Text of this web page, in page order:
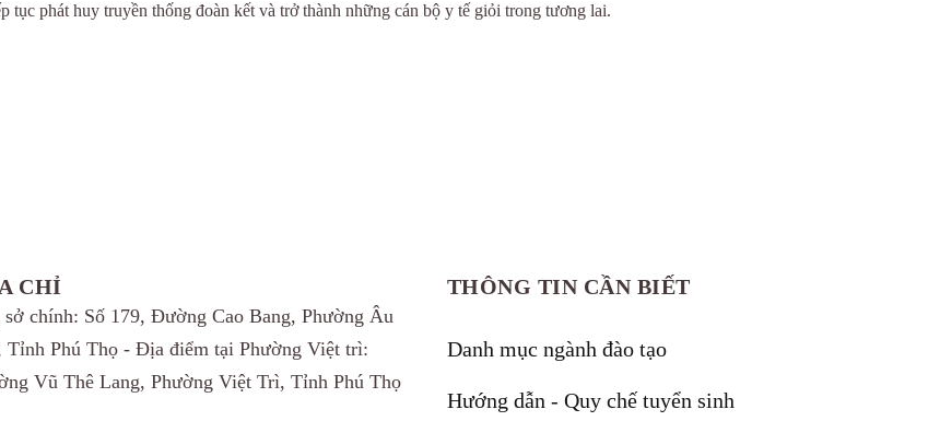
tục phát huy truyền thống đoàn kết và trở thành những cán bộ y tế giỏi trong tương lai.
CHỈ
sở chính: Số 179, Đường Cao Bang, Phường Âu
Tỉnh Phú Thọ - Địa điểm tại Phường Việt trì:
Vũ Thê Lang, Phường Việt Trì, Tỉnh Phú Thọ
THÔNG TIN CẦN BIẾT
Danh mục ngành đào tạo
Hướng dẫn - Quy chế tuyển sinh